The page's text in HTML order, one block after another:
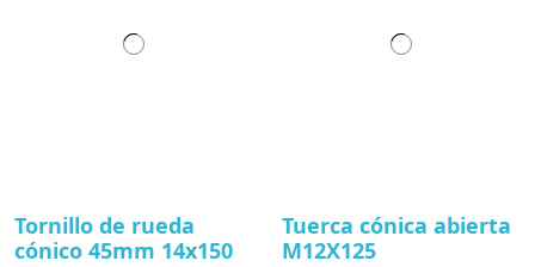
Tornillo de rueda
cónico 45mm 14x150
Tuerca cónica abierta
M12X125